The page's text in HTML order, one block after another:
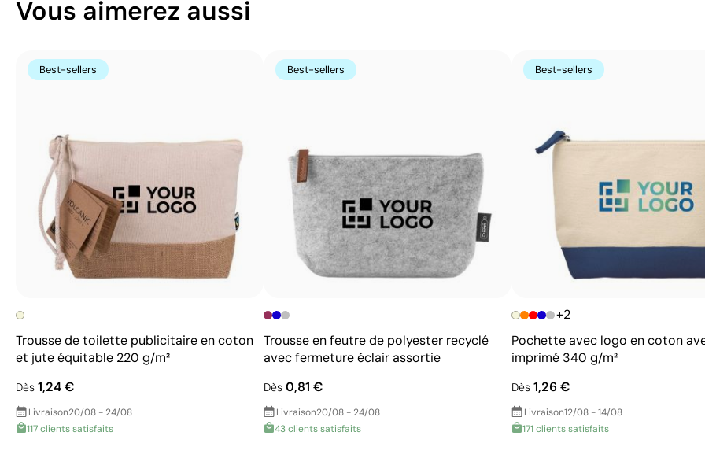
Tissu en coton au toucher naturel
Idéal pour des campagnes à orientation écologique
S’intègre parfaitement aux vêtements et
accessoires textiles
Vous aimerez aussi
Best-sellers
Trousse de toilette publicitaire en coton
et jute équitable 220 g/m²
Dès 1,24 €
Livraison20/08 - 24/08
117 clients satisfaits
Best-sellers
Trousse en feutre de polyester recyclé
avec fermeture éclair assortie
Dès0,81 €
Livraison20/08 - 24/08
43 clients satisfaits
Best-sellers
+2
Pochette avec logo en coton
imprimé 340 g/m²
Dès1,26 €
Livraison12/08 - 14/08
171 clients satisfaits